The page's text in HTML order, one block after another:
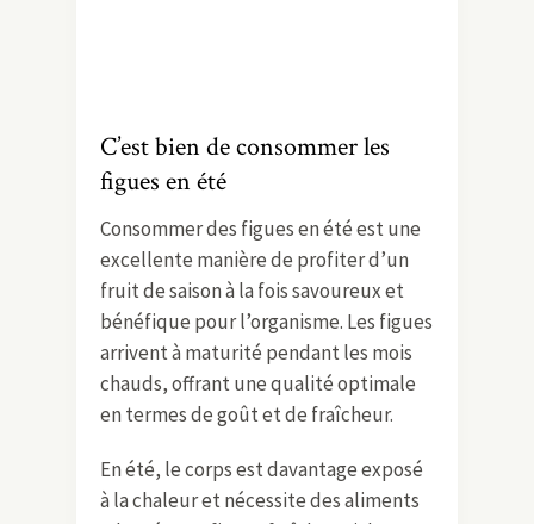
C’est bien de consommer les
figues en été
Consommer des figues en été est une
excellente manière de profiter d’un
fruit de saison à la fois savoureux et
bénéfique pour l’organisme. Les figues
arrivent à maturité pendant les mois
chauds, offrant une qualité optimale
en termes de goût et de fraîcheur.
En été, le corps est davantage exposé
à la chaleur et nécessite des aliments